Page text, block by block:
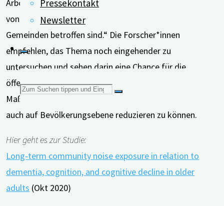
Pressekontakt
Newsletter
Suchen
Arbor. “Dies ist eine wichtige Erkenntnis, da Millionen
von Amerikanern derzeit von hohen Lärmpegeln in ihren
Gemeinden betroffen sind.“ Die Forscher*innen
empfehlen, das Thema noch eingehender zu
untersuchen und sehen darin eine Chance für die
öffentliche Gesundheit, durch lärmreduzierende
Maßnahmen die Belastung sowohl auf individueller als
auch auf Bevölkerungsebene reduzieren zu können.
Hier geht es zur Studie:
Long‐term community noise exposure in relation to
dementia, cognition, and cognitive decline in older
adults (Okt 2020)